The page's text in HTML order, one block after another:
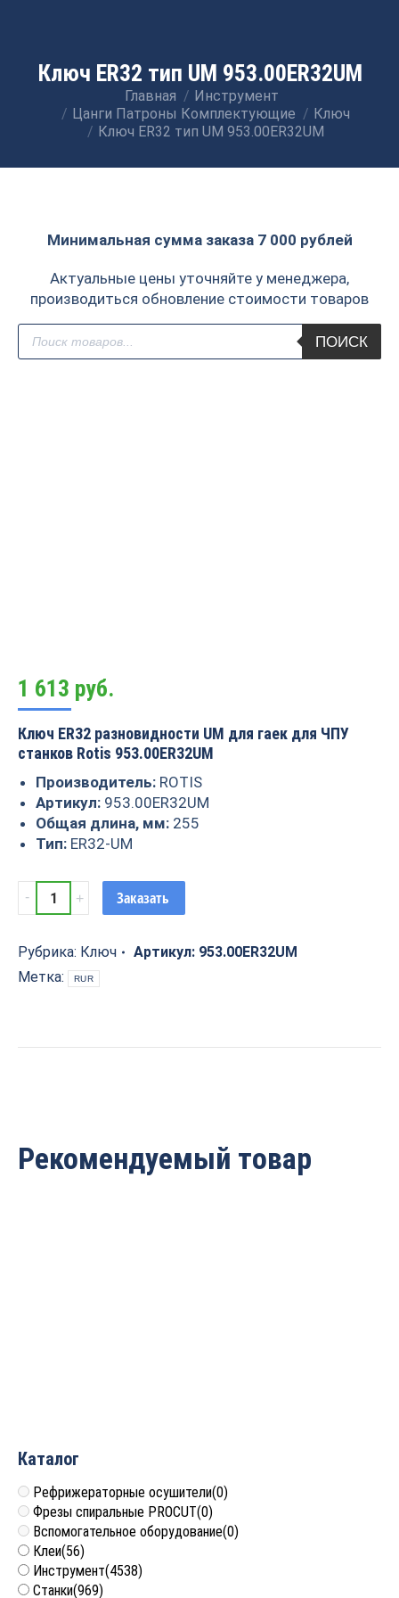
Ключ ER32 тип UM 953.00ER32UM
Главная
Инструмент
Цанги Патроны Комплектующие
Ключ
Ключ ER32 тип UM 953.00ER32UM
Минимальная сумма заказа 7 000 рублей
Актуальные цены уточняйте у менеджера,
производиться обновление стоимости товаров
Поиск
товаров
ПОИСК
1 613 руб.
Ключ ER32 разновидности UM для гаек для ЧПУ
станков Rotis 953.00ER32UM
Производитель: ROTIS
Артикул: 953.00ER32UM
Общая длина, мм: 255
Тип: ER32-UM
Ключ
ER32
UM
953.00ER32UM
quantity
Заказать
Рубрика: Ключ Артикул: 953.00ER32UM
Метка:
RUR
Рекомендуемый товар
Каталог
Рефрижераторные осушители(0)
Фрезы спиральные PROCUT(0)
Вспомогательное оборудование(0)
Клеи(56)
Инструмент(4538)
Станки(969)